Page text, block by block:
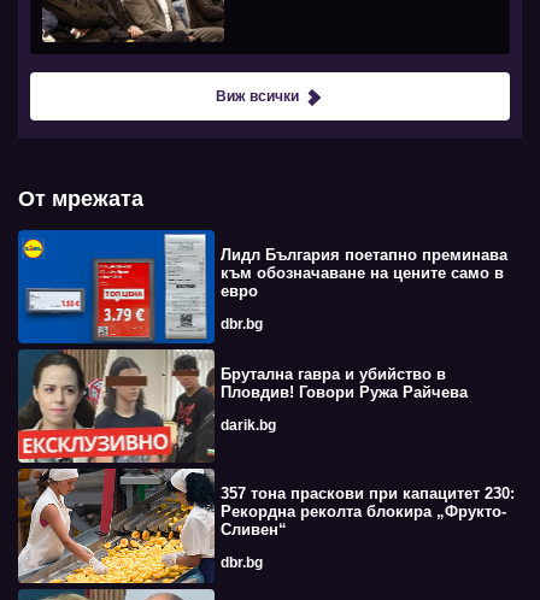
Виж всички
От мрежата
Лидл България поетапно преминава
към обозначаване на цените само в
евро
dbr.bg
Брутална гавра и убийство в
Пловдив! Говори Ружа Райчева
darik.bg
357 тона праскови при капацитет 230:
Рекордна реколта блокира „Фрукто-
Сливен“
dbr.bg